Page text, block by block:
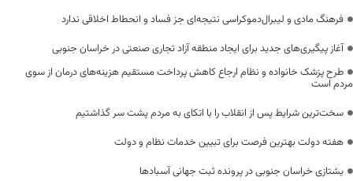
فرهنگ مادی و لیبرال‌دموکراسی نتیجه‌ای جز فساد و انحطاط اخلاقی ندارد
آغاز پیگیری‌های جدید برای ایجاد منطقه آزاد تجاری صنعتی در خراسان جنوبی
طرح پزشک خانواده و نظام ارجاع کاهش پرداخت مستقیم هزینه‌های درمان از سوی
مردم است
سخت‌ترین شرایط پس از انقلاب را با اتکای به مردم پشت سر گذاشتیم
هفته دولت بهترین فرصت برای تبیین خدمات نظام و دولت
یشتازی خراسان جنوبی در پرونده ثبت جهانی آسبادها